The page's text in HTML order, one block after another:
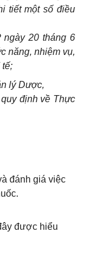
tiết một sốđiều
ngày 20 tháng 6
năng, nhiệm vụ,
tế;
lý Dược,
định về Thực
đánh giá việc
được hiểu